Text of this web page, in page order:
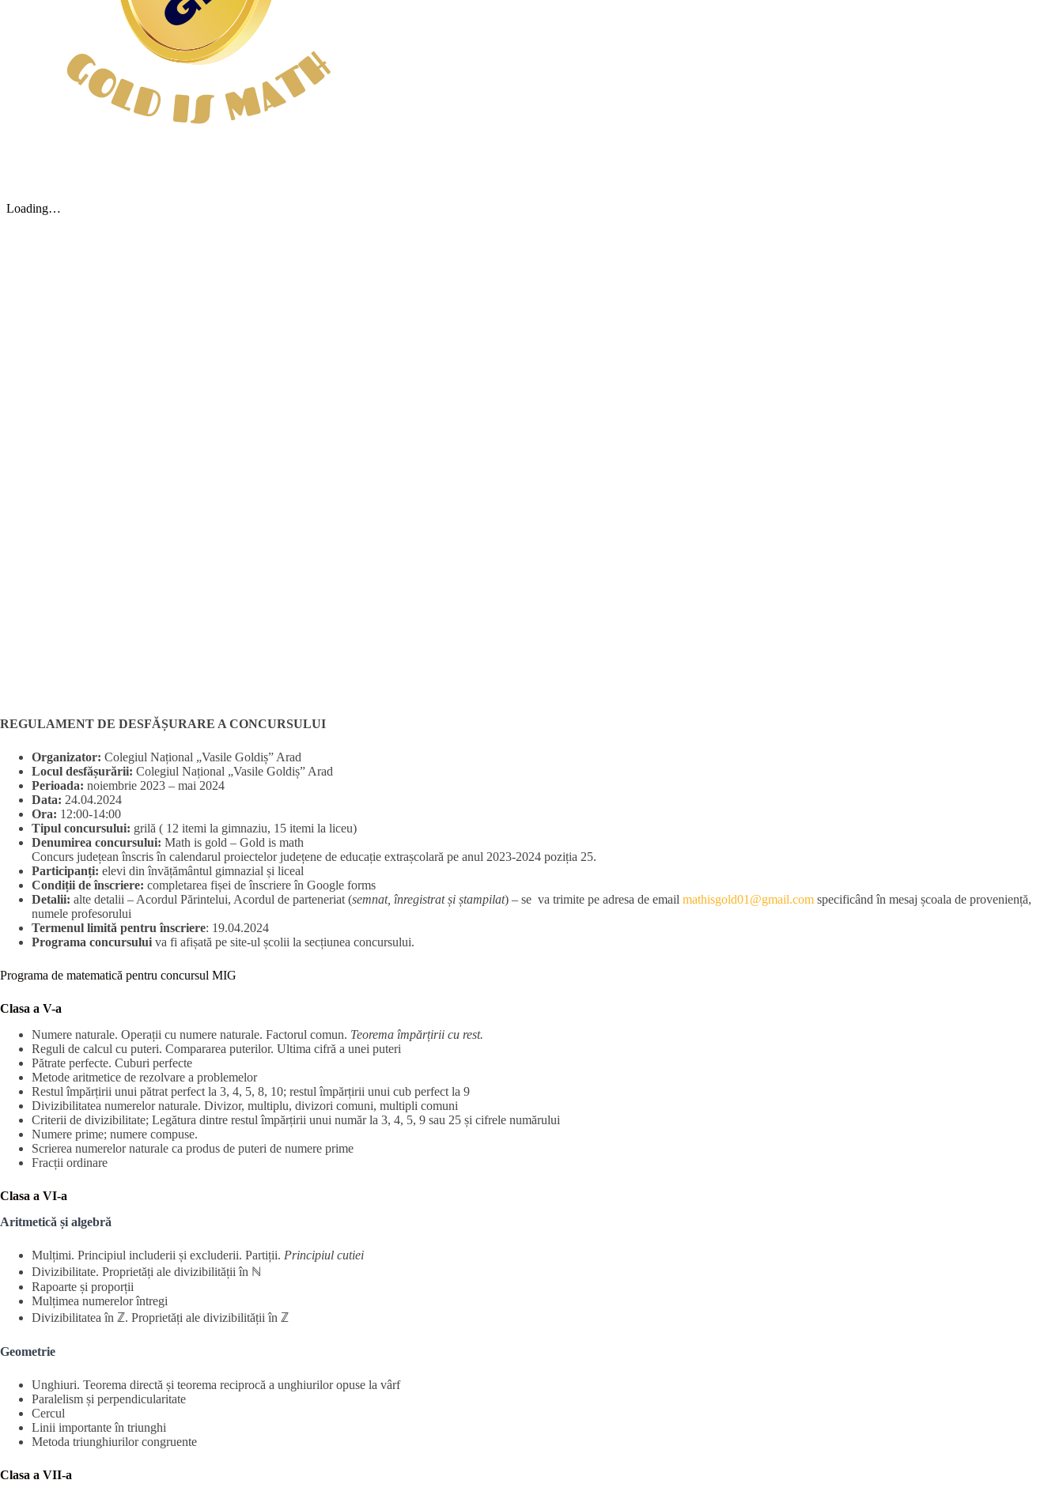
REGULAMENT DE DESFĂȘURARE A CONCURSULUI
Organizator: Colegiul Național „Vasile Goldiș” Arad
Locul desfășurării: Colegiul Național „Vasile Goldiș” Arad
Perioada: noiembrie 2023 – mai 2024
Data: 24.04.2024
Ora: 12:00-14:00
Tipul concursului: grilă ( 12 itemi la gimnaziu, 15 itemi la liceu)
Denumirea concursului: Math is gold – Gold is math
Concurs județean înscris în calendarul proiectelor județene de educație extrașcolară pe anul 2023-2024 poziția 25.
Participanți: elevi din învățământul gimnazial și liceal
Condiții de înscriere: completarea fișei de înscriere în Google forms
Detalii: alte detalii – Acordul Părintelui, Acordul de parteneriat (semnat, înregistrat și ștampilat) – se va trimite pe adresa de email mathisgold01@gmail.com specificând în mesaj școala de proveniență,
numele profesorului
Termenul limită pentru înscriere: 19.04.2024
Programa concursului va fi afișată pe site-ul școlii la secțiunea concursului.
Programa de matematică pentru concursul MIG
Clasa a V-a
Numere naturale. Operații cu numere naturale. Factorul comun. Teorema împărțirii cu rest.
Reguli de calcul cu puteri. Compararea puterilor. Ultima cifră a unei puteri
Pătrate perfecte. Cuburi perfecte
Metode aritmetice de rezolvare a problemelor
Restul împărțirii unui pătrat perfect la 3, 4, 5, 8, 10; restul împărțirii unui cub perfect la 9
Divizibilitatea numerelor naturale. Divizor, multiplu, divizori comuni, multipli comuni
Criterii de divizibilitate; Legătura dintre restul împărțirii unui număr la 3, 4, 5, 9 sau 25 și cifrele numărului
Numere prime; numere compuse.
Scrierea numerelor naturale ca produs de puteri de numere prime
Fracții ordinare
Clasa a VI-a
Aritmetică și algebră
Mulțimi. Principiul includerii și excluderii. Partiții. Principiul cutiei
Divizibilitate. Proprietăți ale divizibilității în ℕ
Rapoarte și proporții
Mulțimea numerelor întregi
Divizibilitatea în ℤ. Proprietăți ale divizibilității în ℤ
Geometrie
Unghiuri. Teorema directă și teorema reciprocă a unghiurilor opuse la vârf
Paralelism și perpendicularitate
Cercul
Linii importante în triunghi
Metoda triunghiurilor congruente
Clasa a VII-a